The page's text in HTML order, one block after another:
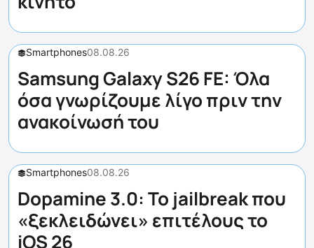
Smartphones08.08.26
Samsung Galaxy S26 FE: Όλα
όσα γνωρίζουμε λίγο πριν την
ανακοίνωσή του
Smartphones08.08.26
Dopamine 3.0: Το jailbreak που
«ξεκλειδώνει» επιτέλους το
iOS 26